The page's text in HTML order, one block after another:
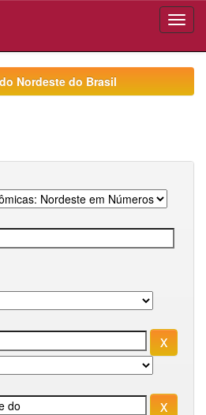
Nordeste do Brasil